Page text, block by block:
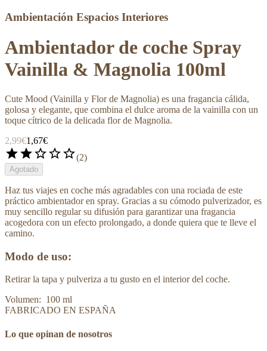
Ambientación Espacios Interiores
Ambientador de coche Spray
Vainilla & Magnolia 100ml
Cute Mood (Vainilla y Flor de Magnolia) es una fragancia cálida,
golosa y elegante, que combina el dulce aroma de la vainilla con un
toque cítrico de la delicada flor de Magnolia.
2,99€1,67€
starstarstar_borderstar_borderstar_border(2)
Agotado
Haz tus viajes en coche más agradables con una rociada de este
práctico ambientador en spray. Gracias a su cómodo pulverizador, es
muy sencillo regular su difusión para garantizar una fragancia
acogedora con un efecto prolongado, a donde quiera que te lleve el
camino.
Modo de uso:
Retirar la tapa y pulveriza a tu gusto en el interior del coche.
Volumen: 100 ml
FABRICADO EN ESPAÑA
Lo que opinan de nosotros